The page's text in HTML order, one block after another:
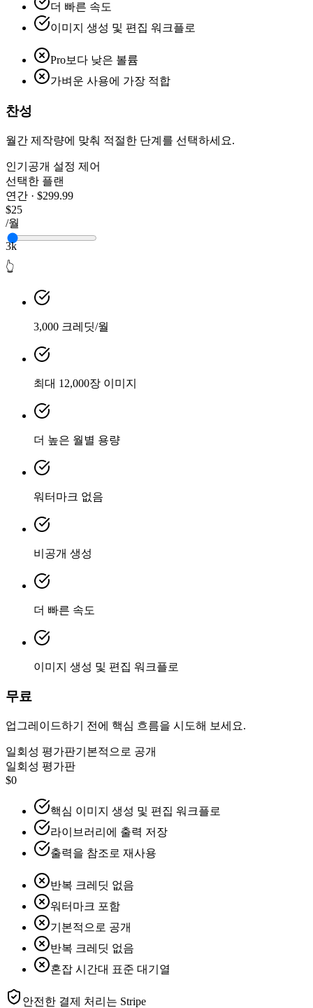
더 빠른 속도
이미지 생성 및 편집 워크플로
Pro보다 낮은 볼륨
가벼운 사용에 가장 적합
찬성
월간 제작량에 맞춰 적절한 단계를 선택하세요.
인기 공개 설정 제어
선택한 플랜
연간 · $299.99
$25
/월
3k
👆
3,000 크레딧/월
최대 12,000장 이미지
더 높은 월별 용량
워터마크 없음
비공개 생성
더 빠른 속도
이미지 생성 및 편집 워크플로
무료
업그레이드하기 전에 핵심 흐름을 시도해 보세요.
일회성 평가판기본적으로 공개
일회성 평가판
$0
핵심 이미지 생성 및 편집 워크플로
라이브러리에 출력 저장
출력을 참조로 재사용
반복 크레딧 없음
워터마크 포함
기본적으로 공개
반복 크레딧 없음
혼잡 시간대 표준 대기열
안전한 결제 처리는 Stripe